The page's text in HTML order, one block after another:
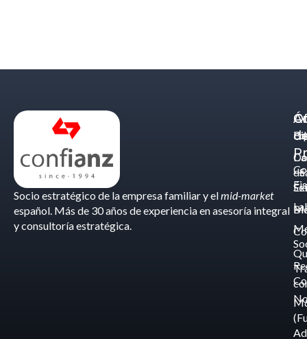
Socio estratégico de la empresa familiar y elmid-market
español. Más de 30 años de experiencia en asesoría integral
y consultoría estratégica.
de
-